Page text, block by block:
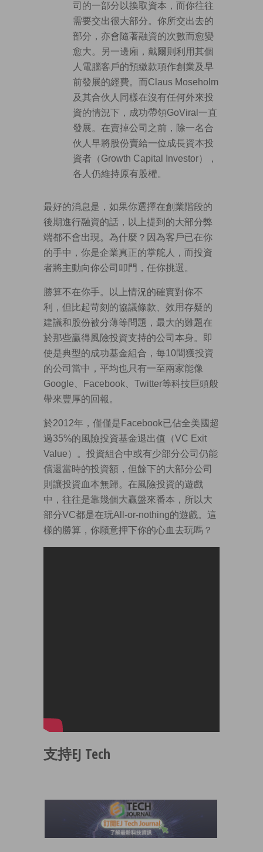
司的一部分以換取資本，而你往往
需要交出很大部分。你所交出去的
部分，亦會隨著融資的次數而愈變
愈大。另一邊廂，戴爾則利用其個
人電腦客戶的預繳款項作創業及早
前發展的經費。而Claus Moseholm
及其合伙人同樣在沒有任何外來投
資的情況下，成功帶領GoViral一直
發展。在賣掉公司之前，除一名合
伙人早將股份賣給一位成長資本投
資者（Growth Capital Investor），
各人仍維持原有股權。
最好的消息是，如果你選擇在創業階段的
後期進行融資的話，以上提到的大部分弊
端都不會出現。為什麼？因為客戶已在你
的手中，你是企業真正的掌舵人，而投資
者將主動向你公司叩門，任你挑選。
勝算不在你手。以上情況的確實對你不
利，但比起苛刻的協議條款、效用存疑的
建議和股份被分薄等問題，最大的難題在
於那些贏得風險投資支持的公司本身。即
使是典型的成功基金組合，每10間獲投資
的公司當中，平均也只有一至兩家能像
Google、Facebook、Twitter等科技巨頭般
帶來豐厚的回報。
於2012年，僅僅是Facebook已佔全美國超
過35%的風險投資基金退出值（VC Exit
Value）。投資組合中或有少部分公司仍能
償還當時的投資額，但餘下的大部分公司
則讓投資血本無歸。在風險投資的遊戲
中，往往是靠幾個大贏盤來番本，所以大
部分VC都是在玩All-or-nothing的遊戲。這
樣的勝算，你願意押下你的心血去玩嗎？
支持EJ Tech